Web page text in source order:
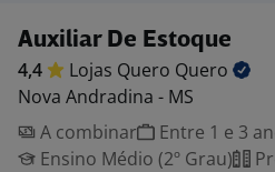
Auxiliar De Estoque
4,4 Lojas Quero Quero
Nova Andradina - MS
A combinar
Entre 1 e 3
Ensino Médio (2º Grau)